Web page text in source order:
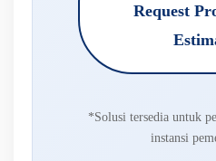
Request
*Solusi tersedia untuk
instansi